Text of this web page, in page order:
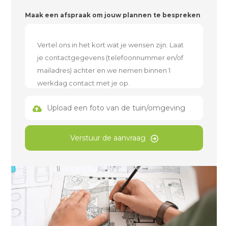
Maak een afspraak om jouw plannen te bespreken
Upload een foto van de tuin/omgeving
Verstuur de aanvraag